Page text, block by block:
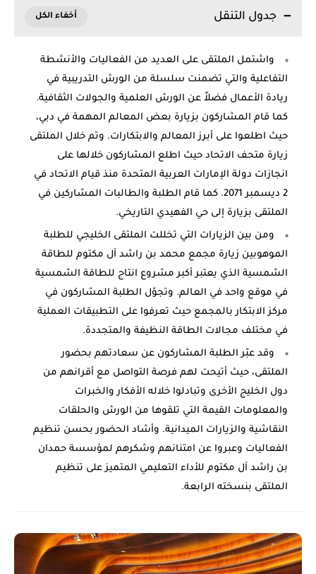
جدول التنقل
واشتمل الملتقى على العديد من الفعاليات والأنشطة
التفاعلية والتي تضمنت سلسلة من الورش التدريبية في
ريادة الأعمال فضلاً عن الورش العلمية والجولات الثقافية.
كما قام المشاركون بزيارة بعض المعالم المهمة في دبي،
حيث اطلعوا على أبرز المعالم والابتكارات. وتم خلال الملتقى
زيارة متحف الاتحاد حيث اطلع المشاركون خلالها على
انجازات دولة الإمارات العربية المتحدة منذ قيام الاتحاد في
2 ديسمبر 2071. كما قام الطلبة والطالبات المشاركين في
الملتقى بزيارة إلى حي الفهيدي التاريخي.
ومن بين الزيارات التي تخللت الملتقى الخليجي للطلبة
الموهوبين زيارة مجمع محمد بن راشد آل مكتوم للطاقة
الشمسية الذي يعتبر أكبر مشروع انتاج للطاقة الشمسية
في موقع واحد في العالم. وتجوّل الطلبة المشاركون في
مركز الابتكار بالمجمع حيث تعرفوا على التطبيقات العملية
في مختلف مجالات الطاقة النظيفة والمتجددة.
وقد عبّر الطلبة المشاركون عن سعادتهم بحضور
الملتقى، حيث أتيحت لهم فرصة التواصل مع أقرانهم من
دول الخليج الأخرى وتبادلوا خلاله الأفكار والخبرات
والمعلومات القيمة التي تلقوها من الورش والحلقات
النقاشية والزيارات الميدانية. وأشاد الحضور بحسن تنظيم
الفعاليات وعبروا عن امتنانهم وشكرهم لمؤسسة حمدان
بن راشد آل مكتوم للأداء التعليمي المتميز على تنظيم
الملتقى بنسخته الرابعة.